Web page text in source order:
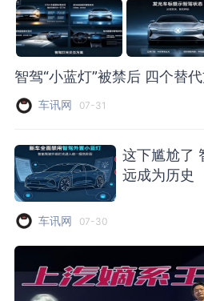
智驾“小蓝灯”被禁后 四个替
车讯网 07-31
这下尴尬了
远成为历史
车讯网 07-30